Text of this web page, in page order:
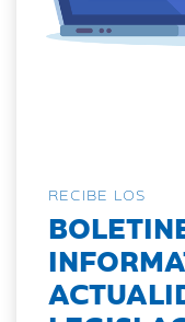
RECIBE LOS